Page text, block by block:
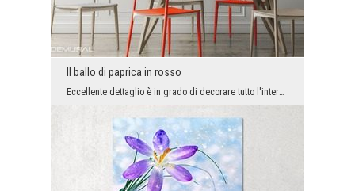
Il ballo di paprica in rosso
Eccellente dettaglio è in grado di decorare tutto l'interno. Se hai bisogno di un po' di leggerez...